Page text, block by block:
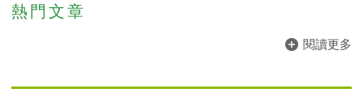
熱門文章
閱讀更多